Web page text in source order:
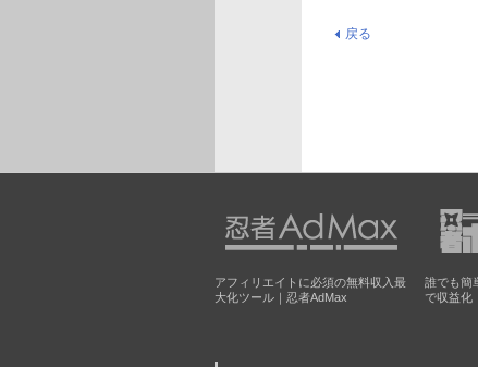
戻る
アフィリエイトに必須の無料収入最
大化ツール｜忍者AdMax
誰でも簡
で収益化